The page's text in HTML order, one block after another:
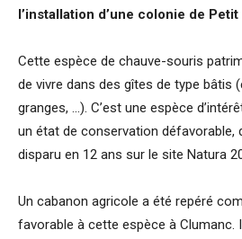
l’installation d’une colonie de
Cette espèce de chauve-souris
de vivre dans des gîtes de type bâtis
granges, …). C’est une espèce
un état de conservation défavorable,
disparu en 12 ans sur le site Natura
Un cabanon agricole a été repéré
favorable à cette espèce à Clumanc.